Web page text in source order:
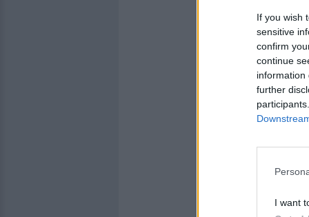
If you wish
sensitive
confirm
continue
information
further
I want